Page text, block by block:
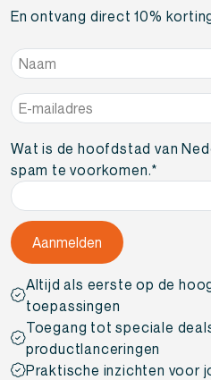
En ontvang direct 10%
Naam*
E-
mailadres*
Wat is de hoofdstad van
spam te voorkomen.*
Altijd als eerste op de
toepassingen
Toegang tot speciale
productlanceringen
Praktische inzichten voor